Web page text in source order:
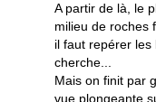
A partir de là, le
milieu de roches
il faut repérer les
cherche...
Mais on finit par
vue plongeante